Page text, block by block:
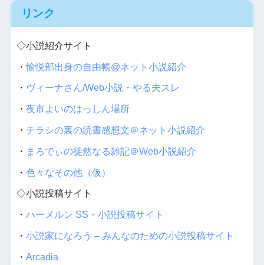
リンク
◇小説紹介サイト
・愉悦部出身の自由帳@ネット小説紹介
・ ヴィーナさん/Web小説・やる夫スレ
・ 夜市よいのはっしん場所
・ チラシの裏の読書感想文＠ネット小説紹介
・ まろでぃの徒然なる雑記＠Web小説紹介
・ 色々なその他（仮）
◇小説投稿サイト
・ ハーメルン SS・小説投稿サイト
・ 小説家になろう – みんなのための小説投稿サイト
・ Arcadia